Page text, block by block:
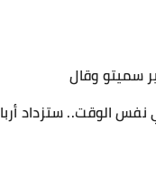
سميتو وقال
الوقت.. ستزداد